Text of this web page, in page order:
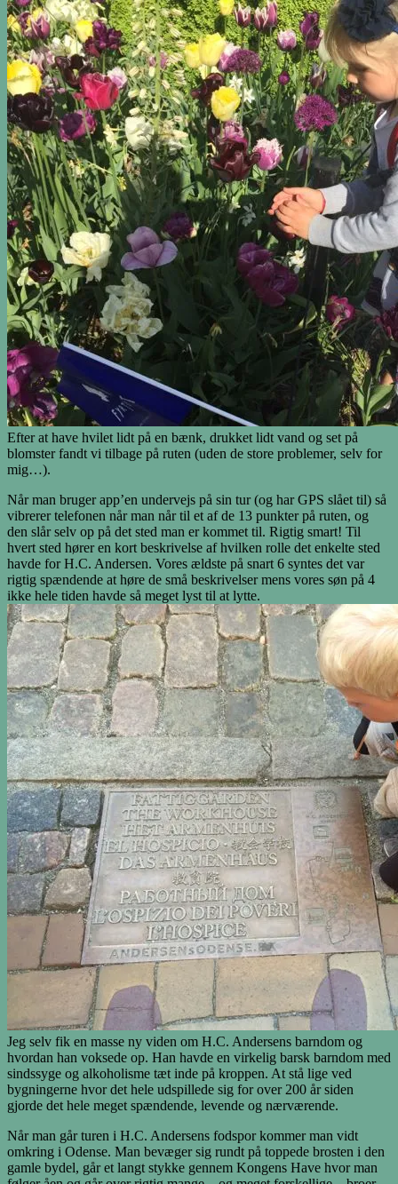
Efter at have hvilet lidt på en bænk, drukket lidt vand og set på
blomster fandt vi tilbage på ruten (uden de store problemer, selv for
mig…).
Når man bruger app’en undervejs på sin tur (og har GPS slået til) så
vibrerer telefonen når man når til et af de 13 punkter på ruten, og
den slår selv op på det sted man er kommet til. Rigtig smart! Til
hvert sted hører en kort beskrivelse af hvilken rolle det enkelte sted
havde for H.C. Andersen. Vores ældste på snart 6 syntes det var
rigtig spændende at høre de små beskrivelser mens vores søn på 4
ikke hele tiden havde så meget lyst til at lytte.
Jeg selv fik en masse ny viden om H.C. Andersens barndom og
hvordan han voksede op. Han havde en virkelig barsk barndom med
sindssyge og alkoholisme tæt inde på kroppen. At stå lige ved
bygningerne hvor det hele udspillede sig for over 200 år siden
gjorde det hele meget spændende, levende og nærværende.
Når man går turen i H.C. Andersens fodspor kommer man vidt
omkring i Odense. Man bevæger sig rundt på toppede brosten i den
gamle bydel, går et langt stykke gennem Kongens Have hvor man